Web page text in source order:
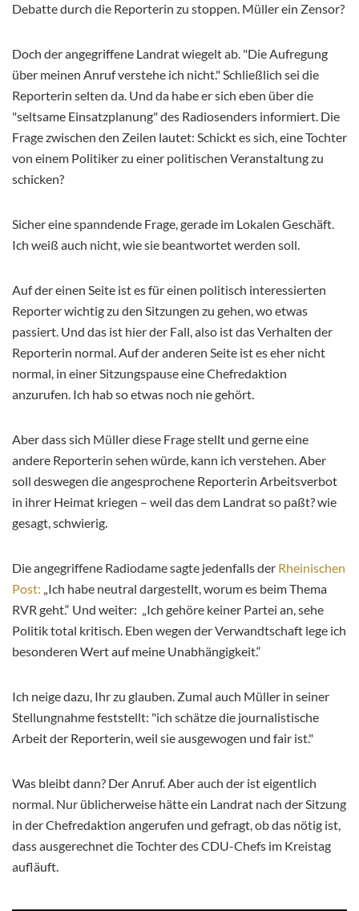
Debatte durch die Reporterin zu stoppen. Müller ein Zensor?
Doch der angegriffene Landrat wiegelt ab. "Die Aufregung
über meinen Anruf verstehe ich nicht." Schließlich sei die
Reporterin selten da. Und da habe er sich eben über die
"seltsame Einsatzplanung" des Radiosenders informiert. Die
Frage zwischen den Zeilen lautet: Schickt es sich, eine Tochter
von einem Politiker zu einer politischen Veranstaltung zu
schicken?
Sicher eine spanndende Frage, gerade im Lokalen Geschäft.
Ich weiß auch nicht, wie sie beantwortet werden soll.
Auf der einen Seite ist es für einen politisch interessierten
Reporter wichtig zu den Sitzungen zu gehen, wo etwas
passiert. Und das ist hier der Fall, also ist das Verhalten der
Reporterin normal. Auf der anderen Seite ist es eher nicht
normal, in einer Sitzungspause eine Chefredaktion
anzurufen. Ich hab so etwas noch nie gehört.
Aber dass sich Müller diese Frage stellt und gerne eine
andere Reporterin sehen würde, kann ich verstehen. Aber
soll deswegen die angesprochene Reporterin Arbeitsverbot
in ihrer Heimat kriegen – weil das dem Landrat so paßt? wie
gesagt, schwierig.
Die angegriffene Radiodame sagte jedenfalls der Rheinischen
Post: „Ich habe neutral dargestellt, worum es beim Thema
RVR geht.“ Und weiter: „Ich gehöre keiner Partei an, sehe
Politik total kritisch. Eben wegen der Verwandtschaft lege ich
besonderen Wert auf meine Unabhängigkeit.“
Ich neige dazu, Ihr zu glauben. Zumal auch Müller in seiner
Stellungnahme feststellt: "ich schätze die journalistische
Arbeit der Reporterin, weil sie ausgewogen und fair ist."
Was bleibt dann? Der Anruf. Aber auch der ist eigentlich
normal. Nur üblicherweise hätte ein Landrat nach der Sitzung
in der Chefredaktion angerufen und gefragt, ob das nötig ist,
dass ausgerechnet die Tochter des CDU-Chefs im Kreistag
aufläuft.